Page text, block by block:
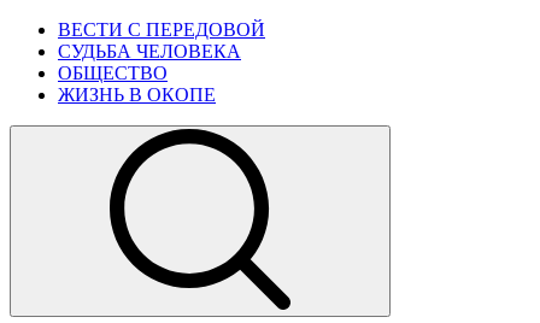
Skip
content
Primary
Menu
ВЕСТИ С ПЕРЕДОВОЙ
СУДЬБА ЧЕЛОВЕКА
ОБЩЕСТВО
ЖИЗНЬ В ОКОПЕ